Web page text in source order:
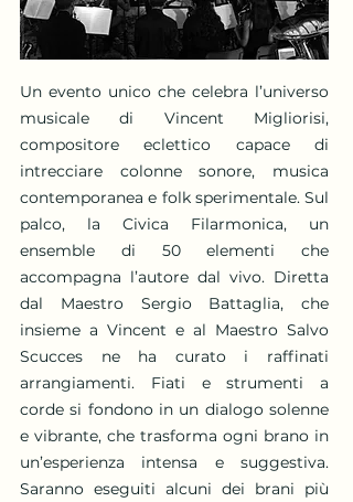
Un evento unico che celebra l’universo
musicale di Vincent Migliorisi,
compositore eclettico capace di
intrecciare colonne sonore, musica
contemporanea e folk sperimentale. Sul
palco, la Civica Filarmonica, un
ensemble di 50 elementi che
accompagna l’autore dal vivo. Diretta
dal Maestro Sergio Battaglia, che
insieme a Vincent e al Maestro Salvo
Scucces ne ha curato i raffinati
arrangiamenti. Fiati e strumenti a
corde si fondono in un dialogo solenne
e vibrante, che trasforma ogni brano in
un’esperienza intensa e suggestiva.
Saranno eseguiti alcuni dei brani più